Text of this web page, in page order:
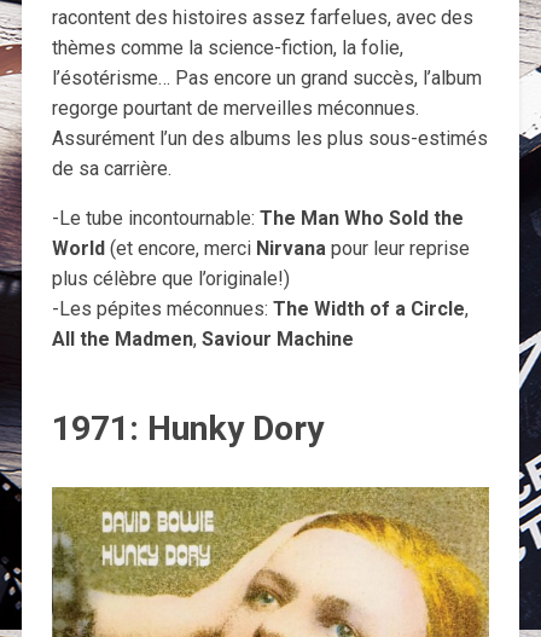
racontent des histoires assez farfelues, avec des
thèmes comme la science-fiction, la folie,
l’ésotérisme… Pas encore un grand succès, l’album
regorge pourtant de merveilles méconnues.
Assurément l’un des albums les plus sous-estimés
de sa carrière.
-Le tube incontournable: The Man Who Sold the
World(et encore, merci Nirvanapour leur reprise
plus célèbre que l’originale!)
-Les pépites méconnues: The Width of a Circle,
All the Madmen, Saviour Machine
1971: Hunky Dory